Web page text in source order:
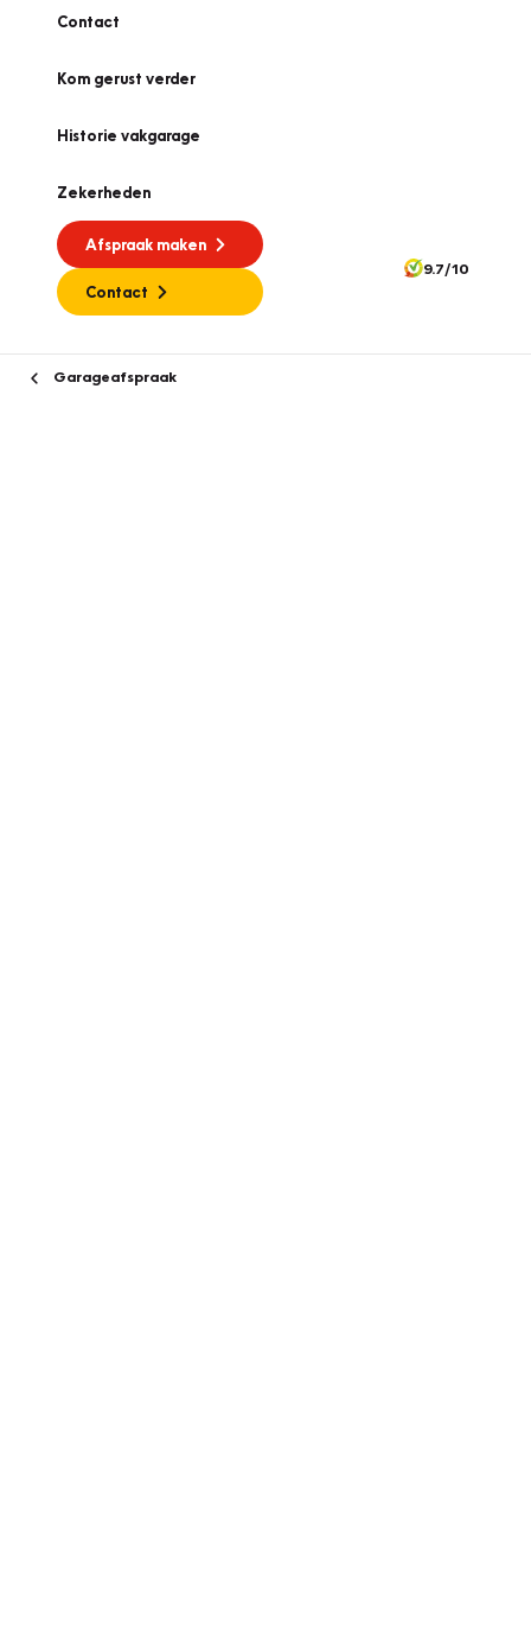
Contact
Kom gerust verder
Historie vakgarage
Zekerheden
Afspraak maken
Contact
9.7/10
Garageafspraak